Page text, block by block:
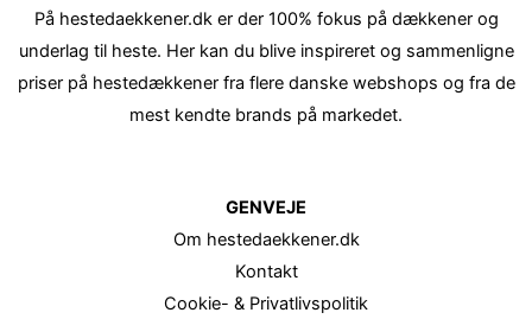
På hestedaekkener.dk er der 100% fokus på dækkener og
underlag til heste. Her kan du blive inspireret og sammenligne
priser på hestedækkener fra flere danske webshops og fra de
mest kendte brands på markedet.
GENVEJE
Om hestedaekkener.dk
Kontakt
Cookie- & Privatlivspolitik